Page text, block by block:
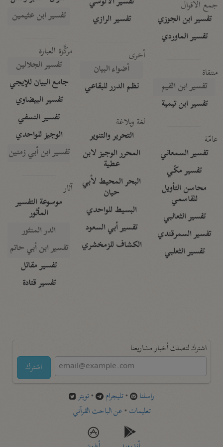
جمع الأقوال
تفسير ابن الجوزي
تفسير الماوردي
منتقاة
تفسير ابن القيم
تفسير ابن تيمية
عامّة
تفسير السمعاني
تفسير مكّي
محاسن التأويل
للقاسمي
تفسير الثعالبي
تفسير السمرقندي
تفسير الثعلبي
تفسير الرازي
أخرى
أضواء البيان
نظم الدرر للبقاعي
لغة وبلاغة
التحرير والتنوير
المحرر الوجيز لابن
عطية
البحر المحيط لأبي
حيان
البسيط للواحدي
تفسير أبي السعود
الكشاف للزمخشري
تفسير ابن عثيمين
مركَّزة العبارة
تفسير الجلالين
جامع البيان للإيجي
تفسير البيضاوي
تفسير النسفي
الوجيز للواحدي
تفسير ابن أبي زمنين
آثار
موسوعة التفسير
المأثور
الدر المنثور
تفسير ابن أبي حاتم
تفسير مقاتل
تفسير قتادة
اشترك لتصلك أخبار مشاريعنا
اشترك
راسلنا •تليجرام •تويتر
تعليمات •عن الباحث القرآني